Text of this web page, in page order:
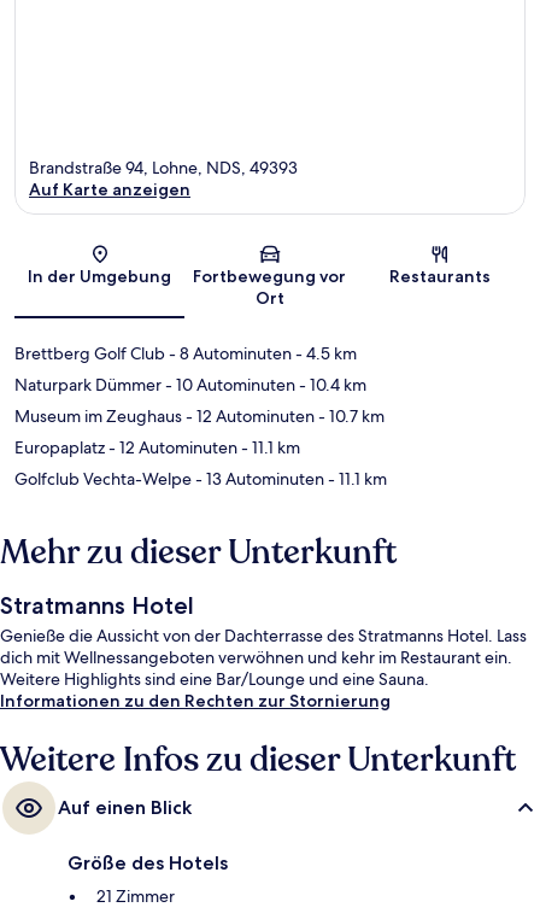
Karte
Brandstraße 94, Lohne, NDS, 49393
Auf Karte anzeigen
In der Umgebung
Fortbewegung vor
Ort
Restaurants
Brettberg Golf Club- 8 Autominuten- 4.5 km
Naturpark Dümmer- 10 Autominuten- 10.4 km
Museum im Zeughaus- 12 Autominuten- 10.7 km
Europaplatz- 12 Autominuten- 11.1 km
Golfclub Vechta-Welpe- 13 Autominuten- 11.1 km
Mehr zu dieser Unterkunft
Stratmanns Hotel
Genieße die Aussicht von der Dachterrasse des Stratmanns Hotel. Lass
dich mit Wellnessangeboten verwöhnen und kehr im Restaurant ein.
Weitere Highlights sind eine Bar/Lounge und eine Sauna.
Informationen zu den Rechten zur Stornierung
Weitere Infos zu dieser Unterkunft
Auf einen Blick
Größe des Hotels
21 Zimmer